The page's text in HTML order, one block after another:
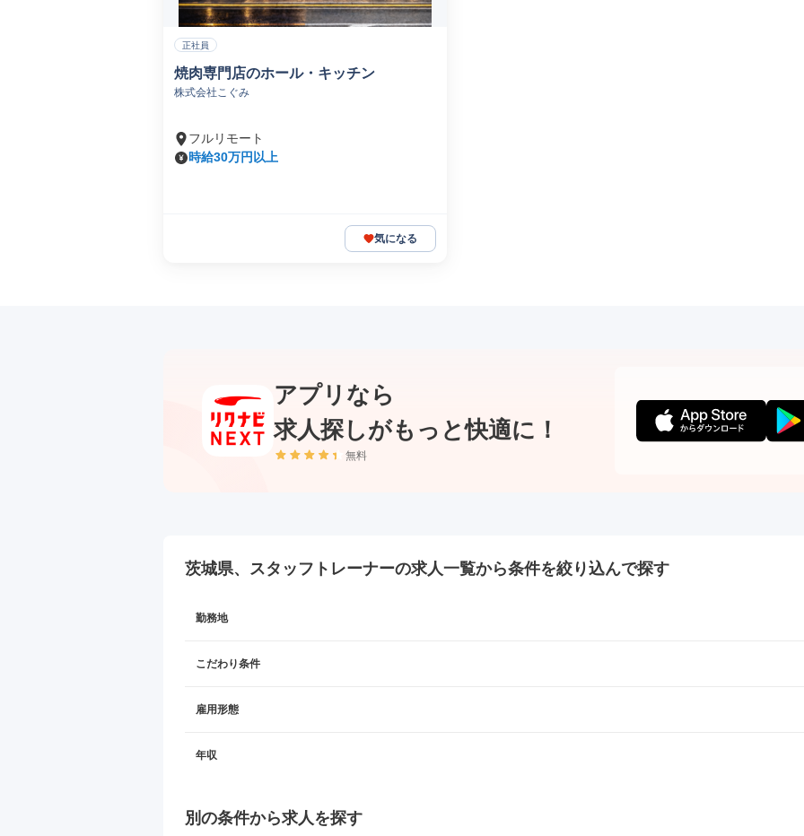
正社員
焼肉専門店のホール・キッチン
株式会社こぐみ
フルリモート
時給30万円以上
気になる
アプリなら
求人探しがもっと快適に！
無料
茨城県、スタッフトレーナーの求人一覧から条件を絞り込んで探す
勤務地
こだわり条件
雇用形態
年収
別の条件から求人を探す